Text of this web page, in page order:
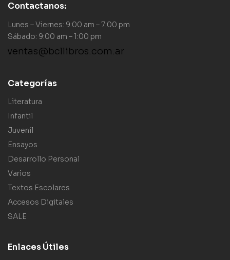
Contactanos:
Lunes – Viernes: 9:00 am – 7:00 pm
Sábado: 9:00 am – 1:00 pm
ventas@bcllibros.com.ar
Categorías
Literatura
Infantil
Juvenil
Ensayos
Desarrollo Personal
Varios
Textos Escolares
Accesos Digitales
SALE
Enlaces Útiles